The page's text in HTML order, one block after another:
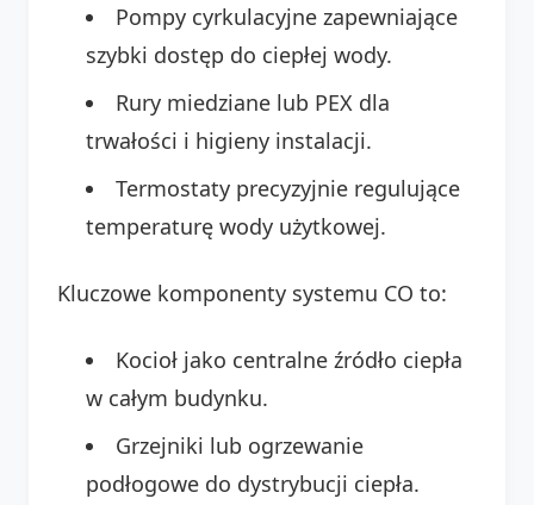
Pompy cyrkulacyjne zapewniające
szybki dostęp do ciepłej wody.
Rury miedziane lub PEX dla
trwałości i higieny instalacji.
Termostaty precyzyjnie regulujące
temperaturę wody użytkowej.
Kluczowe komponenty systemu CO to:
Kocioł jako centralne źródło ciepła
w całym budynku.
Grzejniki lub ogrzewanie
podłogowe do dystrybucji ciepła.